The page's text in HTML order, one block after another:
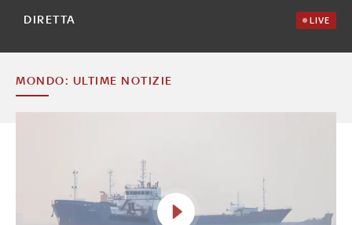
DIRETTA LIVE
MONDO: ULTIME NOTIZIE